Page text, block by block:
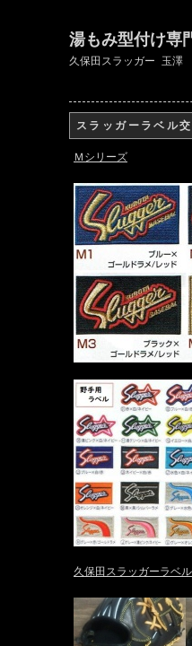
湯もみ型付け
久保田スラッガー 玉
スラッガーラベル
Ｍシリーズ
久保田スラッガーラベ